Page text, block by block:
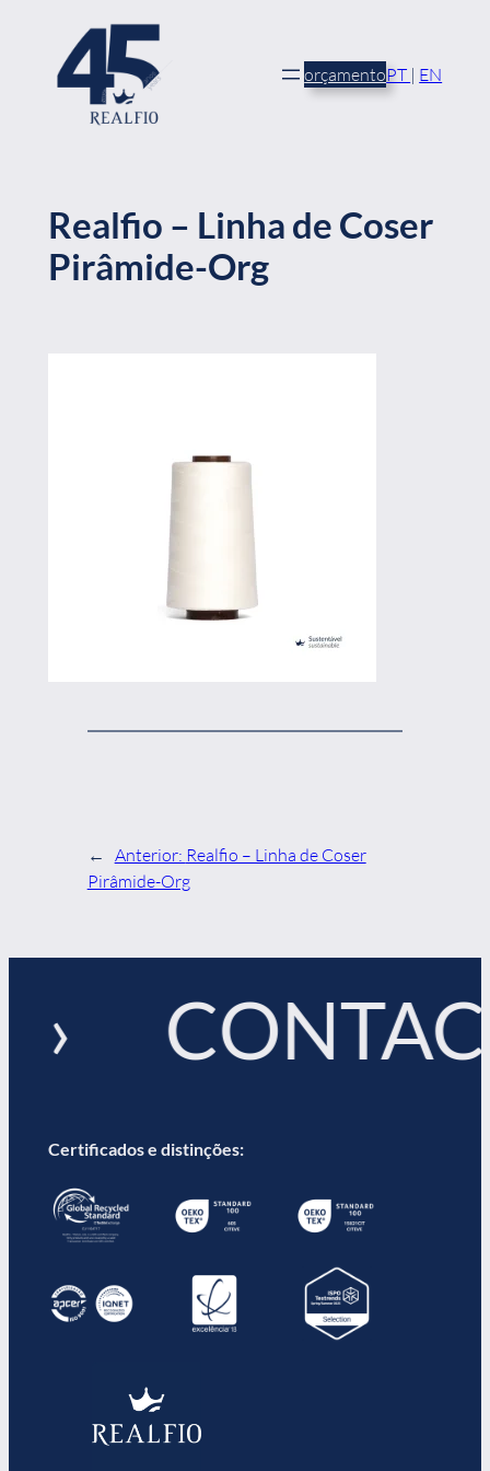
orçamentoPT | EN
Realfio – Linha de Coser
Pirâmide-Org
← Anterior: Realfio – Linha de Coser
Pirâmide-Org
›
Certificados e distinções: